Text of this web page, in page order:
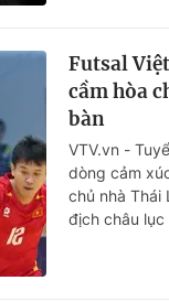
Futsal
cầm hòa
bàn
VTV.vn -
dòng cảm
chủ nhà Thái
địch châu lục